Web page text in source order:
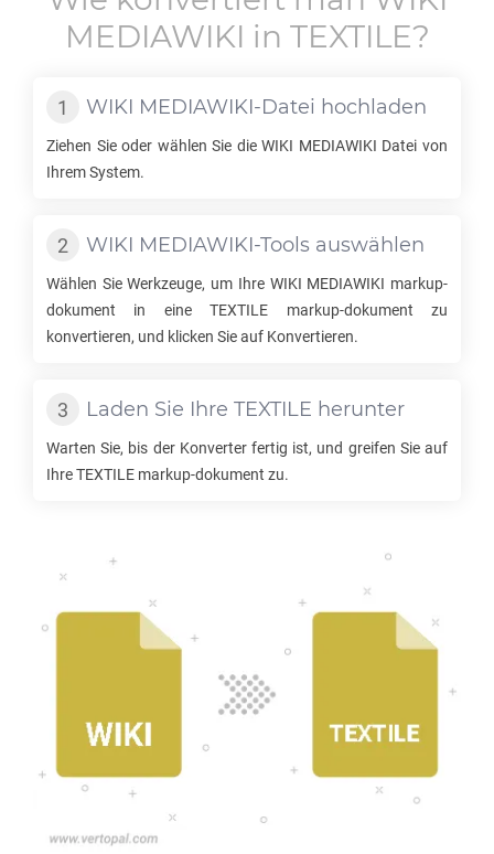
MEDIAWIKI in TEXTILE?
WIKI MEDIAWIKI-Datei hochladen
Ziehen Sie oder wählen Sie dieWIKI MEDIAWIKI Datei von
Ihrem System.
WIKI MEDIAWIKI-Tools auswählen
Wählen Sie Werkzeuge, um Ihre WIKI MEDIAWIKI markup-
dokument in eineTEXTILE markup-dokument zu
konvertieren, und klicken Sie auf Konvertieren.
Laden Sie Ihre TEXTILE herunter
Warten Sie, bis der Konverter fertig ist, und greifen Sie auf
IhreTEXTILE markup-dokument zu.